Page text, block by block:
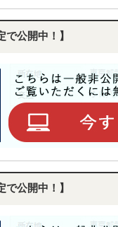
で公開中！】
で公開中！】